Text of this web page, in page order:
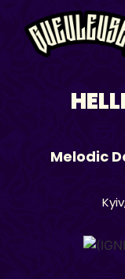
Melodic